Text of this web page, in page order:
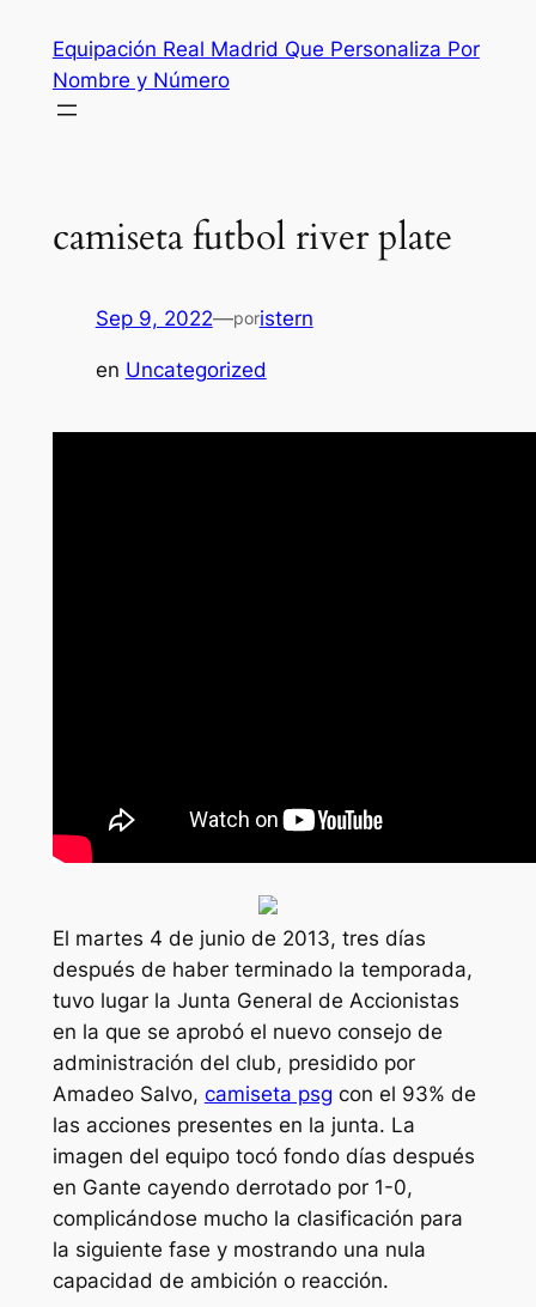
contenido
Equipación Real Madrid Que Personaliza Por
Nombre y Número
camiseta futbol river plate
Sep 9, 2022—poristern
en Uncategorized
El martes 4 de junio de 2013, tres días
después de haber terminado la temporada,
tuvo lugar la Junta General de Accionistas
en la que se aprobó el nuevo consejo de
administración del club, presidido por
Amadeo Salvo, camiseta psg con el 93% de
las acciones presentes en la junta. La
imagen del equipo tocó fondo días después
en Gante cayendo derrotado por 1-0,
complicándose mucho la clasificación para
la siguiente fase y mostrando una nula
capacidad de ambición o reacción.